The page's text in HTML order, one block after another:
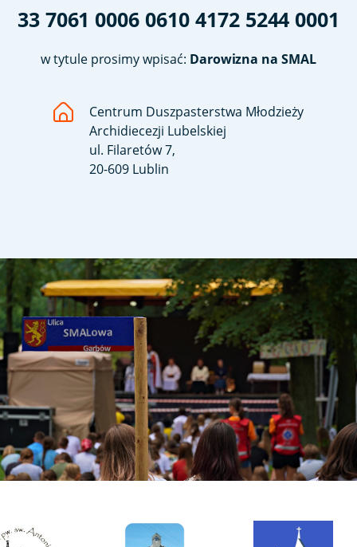
33 7061 0006 0610 4172 5244 0001
w tytule prosimy wpisać: Darowizna na SMAL
Centrum Duszpasterstwa Młodzieży
Archidiecezji Lubelskiej
ul. Filaretów 7,
20-609 Lublin